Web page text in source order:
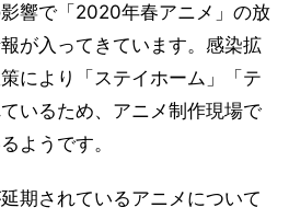
響で「2020年春アニメ」の放
が入ってきています。感染拡
により「ステイホーム」「テ
いるため、アニメ制作現場で
ようです。
期されているアニメについて